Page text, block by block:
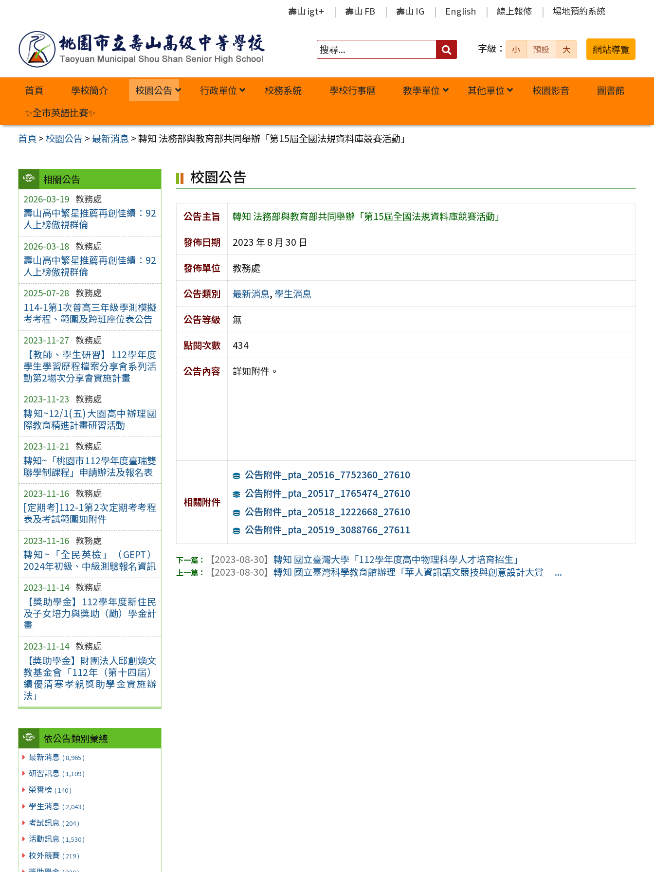
內
壽山 igt+ 壽山 FB 壽山 IG English 線上報修 場地預約系統
搜
字級： 小 預設 大 網站導覽
首頁 學校簡介 校園公告 行政單位 校務系統 學校行事曆 教學單位 其他單位 校園影音
圖書館
✨全市英語比賽✨
首頁 >校園公告 >最新消息 >轉知 法務部與教育部共同舉辦「第15屆全國法規資料庫競賽活動」
相關公告
2026-03-19 教務處
壽山高中繁星推薦再創佳績：92
人上榜傲視群倫
2026-03-18 教務處
壽山高中繁星推薦再創佳績：92
人上榜傲視群倫
2025-07-28 教務處
114-1第1次普高三年級學測模擬
考考程、範圍及跨班座位表公告
2023-11-27 教務處
【教師、學生研習】112學年度
學生學習歷程檔案分享會系列活
動第2場次分享會實施計畫
2023-11-23 教務處
轉知~12/1(五)大園高中辦理國
際教育精進計畫研習活動
2023-11-21 教務處
轉知~「桃園市112學年度臺瑞雙
聯學制課程」申請辦法及報名表
2023-11-16 教務處
[定期考]112-1第2次定期考考程
表及考試範圍如附件
2023-11-16 教務處
轉知~「全民英檢」（GEPT）
2024年初級、中級測驗報名資訊
2023-11-14 教務處
【獎助學金】112學年度新住民
及子女培力與獎助（勵）學金計
畫
2023-11-14 教務處
【獎助學金】財團法人邱創煥文
教基金會「112年（第十四屆）
績優清寒孝親獎助學金實施辦
法」
依公告類別彙總
最新消息 ( 8,965 )
研習訊息 ( 1,109 )
榮譽榜 ( 140 )
學生消息 ( 2,043 )
考試訊息 ( 204 )
活動訊息 ( 1,530 )
校外競賽 ( 219 )
校園公告
公告主旨
轉知 法務部與教育部共同舉辦「第15屆全國法規資料庫競賽活動」
發佈日期
2023 年 8 月 30 日
發佈單位
教務處
公告類別
最新消息, 學生消息
公告等級
無
點閱次數
434
公告內容
詳如附件。
相關附件
公告附件_pta_20516_7752360_27610
公告附件_pta_20517_1765474_27610
公告附件_pta_20518_1222668_27610
公告附件_pta_20519_3088766_27611
【2023-08-30】轉知 國立臺灣大學「112學年度高中物理科學人才培育招生」
【2023-08-30】轉知 國立臺灣科學教育館辦理「華人資訊語文競技與創意設計大賞─ ...